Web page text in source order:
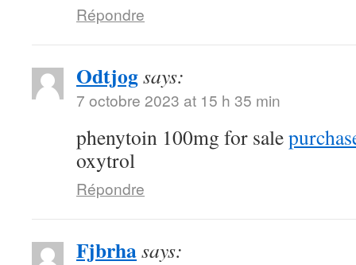
Répondre
Odtjogsays:
7 octobre 2023 at 15 h 35 min
phenytoin 100mg for sale
oxytrol
Répondre
Fjbrhasays: